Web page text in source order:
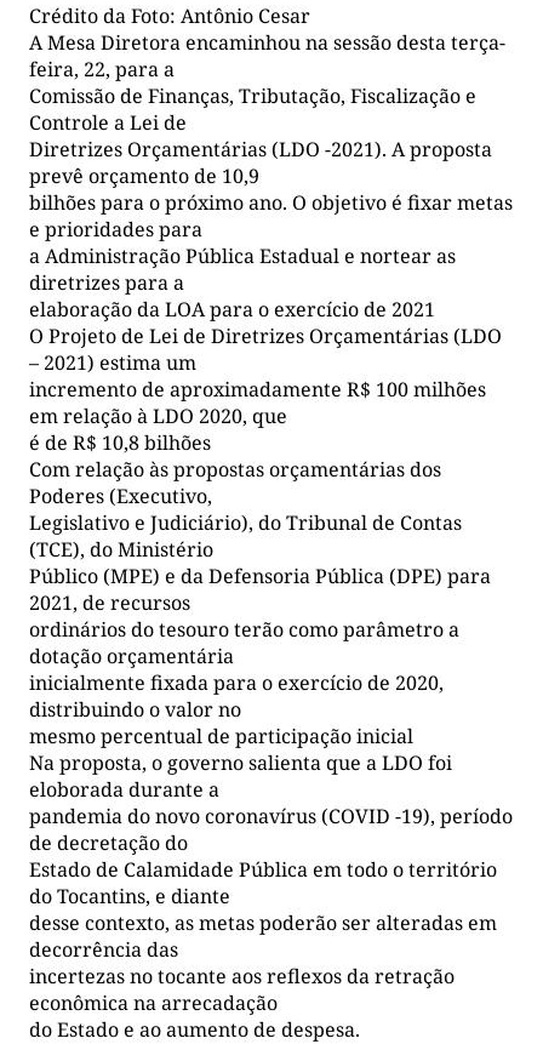
Crédito da Foto: Antônio Cesar
A Mesa Diretora encaminhou na sessão desta terça-
feira, 22, para a
Comissão de Finanças, Tributação, Fiscalização e
Controle a Lei de
Diretrizes Orçamentárias (LDO -2021). A proposta
prevê orçamento de 10,9
bilhões para o próximo ano. O objetivo é fixar metas
e prioridades para
a Administração Pública Estadual e nortear as
diretrizes para a
elaboração da LOA para o exercício de 2021
O Projeto de Lei de Diretrizes Orçamentárias (LDO
– 2021) estima um
incremento de aproximadamente R$ 100 milhões
em relação à LDO 2020, que
é de R$ 10,8 bilhões
Com relação às propostas orçamentárias dos
Poderes (Executivo,
Legislativo e Judiciário), do Tribunal de Contas
(TCE), do Ministério
Público (MPE) e da Defensoria Pública (DPE) para
2021, de recursos
ordinários do tesouro terão como parâmetro a
dotação orçamentária
inicialmente fixada para o exercício de 2020,
distribuindo o valor no
mesmo percentual de participação inicial
Na proposta, o governo salienta que a LDO foi
eloborada durante a
pandemia do novo coronavírus (COVID -19), período
de decretação do
Estado de Calamidade Pública em todo o território
do Tocantins, e diante
desse contexto, as metas poderão ser alteradas em
decorrência das
incertezas no tocante aos reflexos da retração
econômica na arrecadação
do Estado e ao aumento de despesa.